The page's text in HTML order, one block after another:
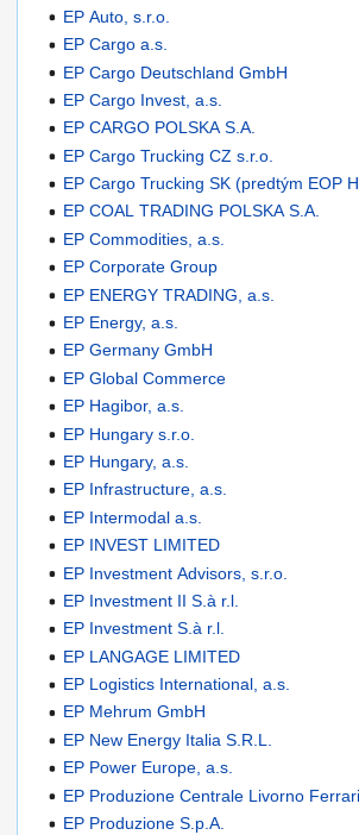
EP Auto, s.r.o.
EP Cargo a.s.
EP Cargo Deutschland GmbH
EP Cargo Invest, a.s.
EP CARGO POLSKA S.A.
EP Cargo Trucking CZ s.r.o.
EP Cargo Trucking SK (predtým EOP
EP COAL TRADING POLSKA S.A.
EP Commodities, a.s.
EP Corporate Group
EP ENERGY TRADING, a.s.
EP Energy, a.s.
EP Germany GmbH
EP Global Commerce
EP Hagibor, a.s.
EP Hungary s.r.o.
EP Hungary, a.s.
EP Infrastructure, a.s.
EP Intermodal a.s.
EP INVEST LIMITED
EP Investment Advisors, s.r.o.
EP Investment II S.à r.l.
EP Investment S.à r.l.
EP LANGAGE LIMITED
EP Logistics International, a.s.
EP Mehrum GmbH
EP New Energy Italia S.R.L.
EP Power Europe, a.s.
EP Produzione Centrale Livorno
EP Produzione S.p.A.